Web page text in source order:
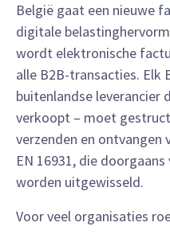
België gaat een nieuwe
digitale
wordt elektronische
alle B2B-transacties. Elk
buitenlandse leverancier
verkoopt – moet
verzenden en ontvangen
EN 16931, die
worden uitgewisseld.
Voor veel organisaties